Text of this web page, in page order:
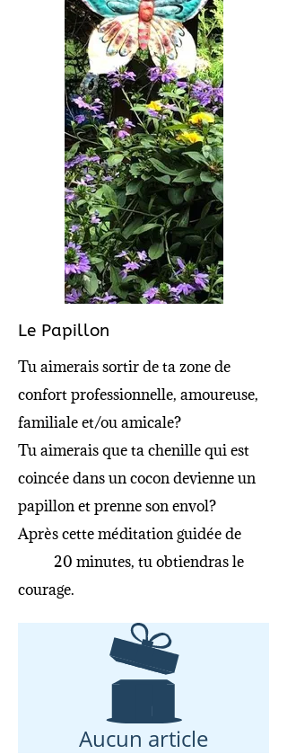
Le Papillon
Tu aimerais sortir de ta zone de
confort professionnelle, amoureuse,
familiale et/ou amicale?
Tu aimerais que ta chenille qui est
coincée dans un cocon devienne un
papillon et prenne son envol?
Après cette méditation guidée de
20 minutes, tu obtiendras le
courage.
Aucun article